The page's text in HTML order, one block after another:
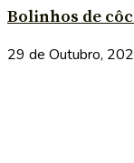
Bolinhos de
29 de Outubro,